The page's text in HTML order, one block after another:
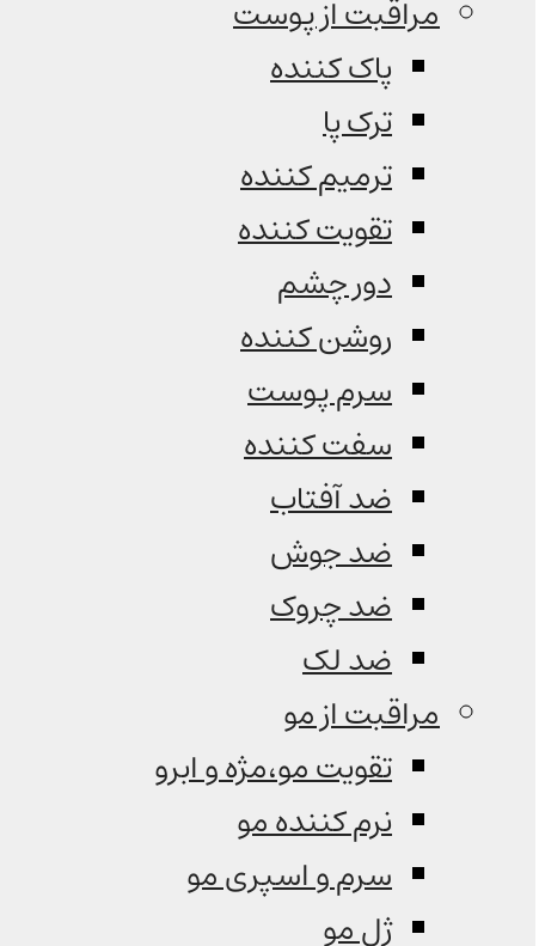
مراقبت از پوست
پاک کننده
ترک پا
ترمیم کننده
تقویت کننده
دور چشم
روشن کننده
سرم پوست
سفت کننده
ضد آفتاب
ضد جوش
ضد چروک
ضد لک
مراقبت از مو
تقویت مو،مژه و ابرو
نرم کننده مو
سرم و اسپری مو
ژل مو